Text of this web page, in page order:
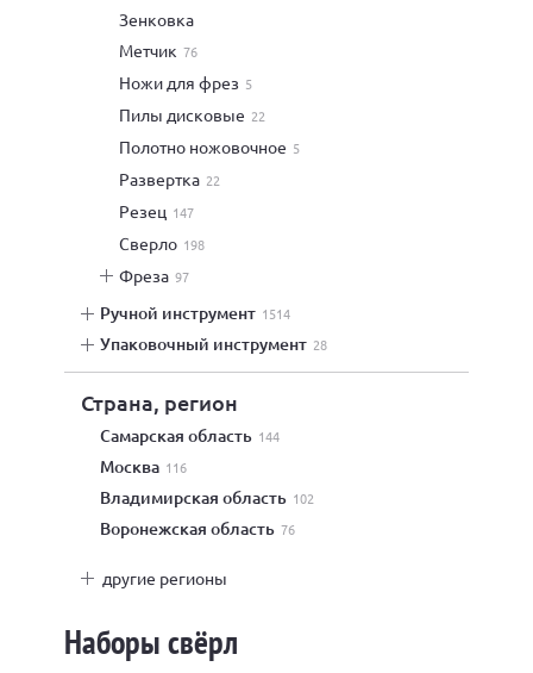
зенковка
метчик 76
ножи для фрез 5
пилы дисковые 22
полотно ножовочное 5
развертка 22
резец 147
сверло 198
фреза 97
ручной инструмент 1514
упаковочный инструмент 28
Страна, регион
Самарская область 144
Москва 116
Владимирская область 102
Воронежская область 76
другие регионы
Наборы свёрл